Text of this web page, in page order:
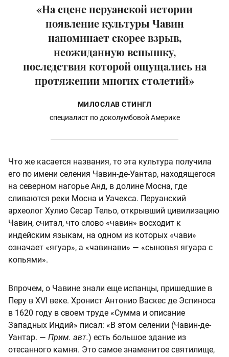
«На сцене перуанской истории
появление культуры Чавин
напоминает скорее взрыв,
неожиданную вспышку,
последствия которой ощущались на
протяжении многих столетий»
МИЛОСЛАВ СТИНГЛ
специалист по доколумбовой Америке
Что же касается названия, то эта культура получила
его по имени селения Чавин-де-Уантар, находящегося
на северном нагорье Анд, в долине Мосна, где
сливаются реки Мосна и Уачекса. Перуанский
археолог Хулио Сеcap Тельо, открывший цивилизацию
Чавин, считал, что слово «чавин» восходит к
индейским языкам, на одном из которых «чави»
означает «ягуар», а «чавинави» — «сыновья ягуара с
копьями».
Впрочем, о Чавине знали еще испанцы, пришедшие в
Перу в XVI веке. Хронист Антонио Васкес де Эспиноса
в 1620 году в своем труде «Сумма и описание
Западных Индий» писал: «В этом селении (Чавин-де-
Уантар. — Прим. авт.) есть большое здание из
отесанного камня. Это самое знаменитое святилище,